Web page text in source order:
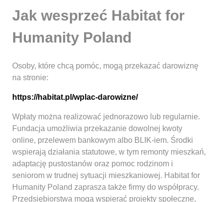
Jak wesprzeć Habitat for
Humanity Poland
Osoby, które chcą pomóc, mogą przekazać darowiznę
na stronie:
https://habitat.pl/wplac-darowizne/
Wpłaty można realizować jednorazowo lub regularnie.
Fundacja umożliwia przekazanie dowolnej kwoty
online, przelewem bankowym albo BLIK-iem. Środki
wspierają działania statutowe, w tym remonty mieszkań,
adaptację pustostanów oraz pomoc rodzinom i
seniorom w trudnej sytuacji mieszkaniowej. Habitat for
Humanity Poland zaprasza także firmy do współpracy.
Przedsiębiorstwa mogą wspierać projekty społeczne,